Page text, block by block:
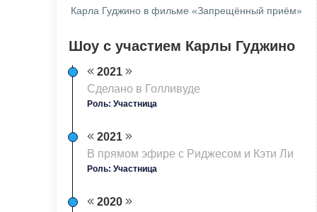
Карла Гуджино в фильме «Запрещённый приём»
Шоу с участием Карлы Гуджино
2021
Сделано в Голливуде
Роль: Участница
2021
В прямом эфире с Риджесом и Кэти Ли
Роль: Участница
2020